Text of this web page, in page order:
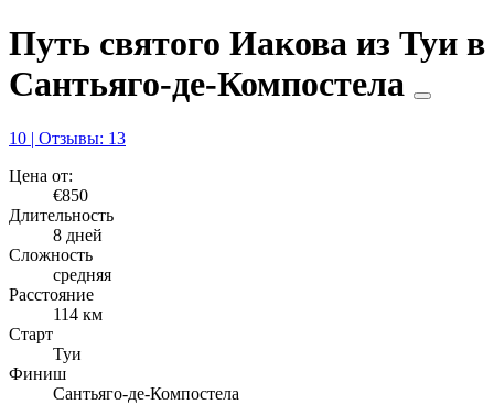
Путь святого Иакова из Туи в
Сантьяго-де-Компостела
10 | Отзывы: 13
Цена от:
€850
Длительность
8 дней
Сложность
средняя
Расстояние
114 км
Старт
Туи
Финиш
Сантьяго-де-Компостела